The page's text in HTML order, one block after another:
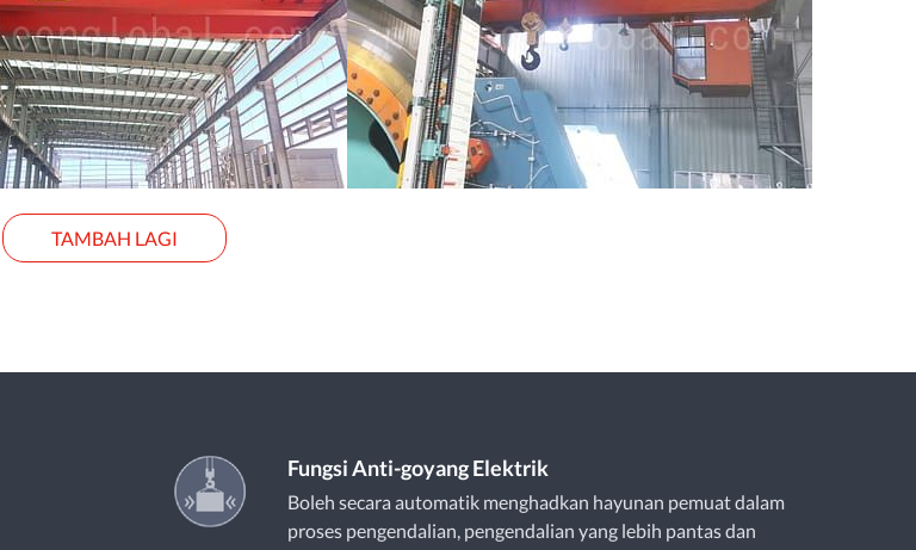
TAMBAH LAGI
Fungsi Anti-goyang Elektrik
Boleh secara automatik menghadkan hayunan pemuat dalam
proses pengendalian, pengendalian yang lebih pantas dan